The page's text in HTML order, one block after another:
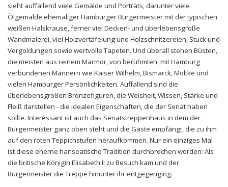
sieht auffallend viele Gemälde und Porträts, darunter viele
Ölgemälde ehemaliger Hamburger Bürgermeister mit der typischen
weißen Halskrause, ferner viel Decken- und überlebensgroße
Wandmalerei, viel Holzvertäfelung und Holzschnitzereien, Stuck und
Vergoldungen sowie wertvolle Tapeten. Und überall stehen Büsten,
die meisten aus reinem Marmor, von berühmten, mit Hamburg
verbundenen Männern wie Kaiser Wilhelm, Bismarck, Moltke und
vielen Hamburger Persönlichkeiten. Auffallend sind die
überlebensgroßen Bronzefiguren, die Weisheit, Wissen, Stärke und
Fleiß darstellen - die idealen Eigenschaften, die der Senat haben
sollte. Interessant ist auch das Senatstreppenhaus in dem der
Bürgermeister ganz oben steht und die Gäste empfängt, die zu ihm
auf den roten Teppichstufen heraufkommen. Nur ein einziges Mal
ist diese eherne hanseatische Tradition durchbrochen worden: Als
die britische Königin Elisabeth II zu Besuch kam und der
Bürgermeister die Treppe hinunter ihr entgegenging.